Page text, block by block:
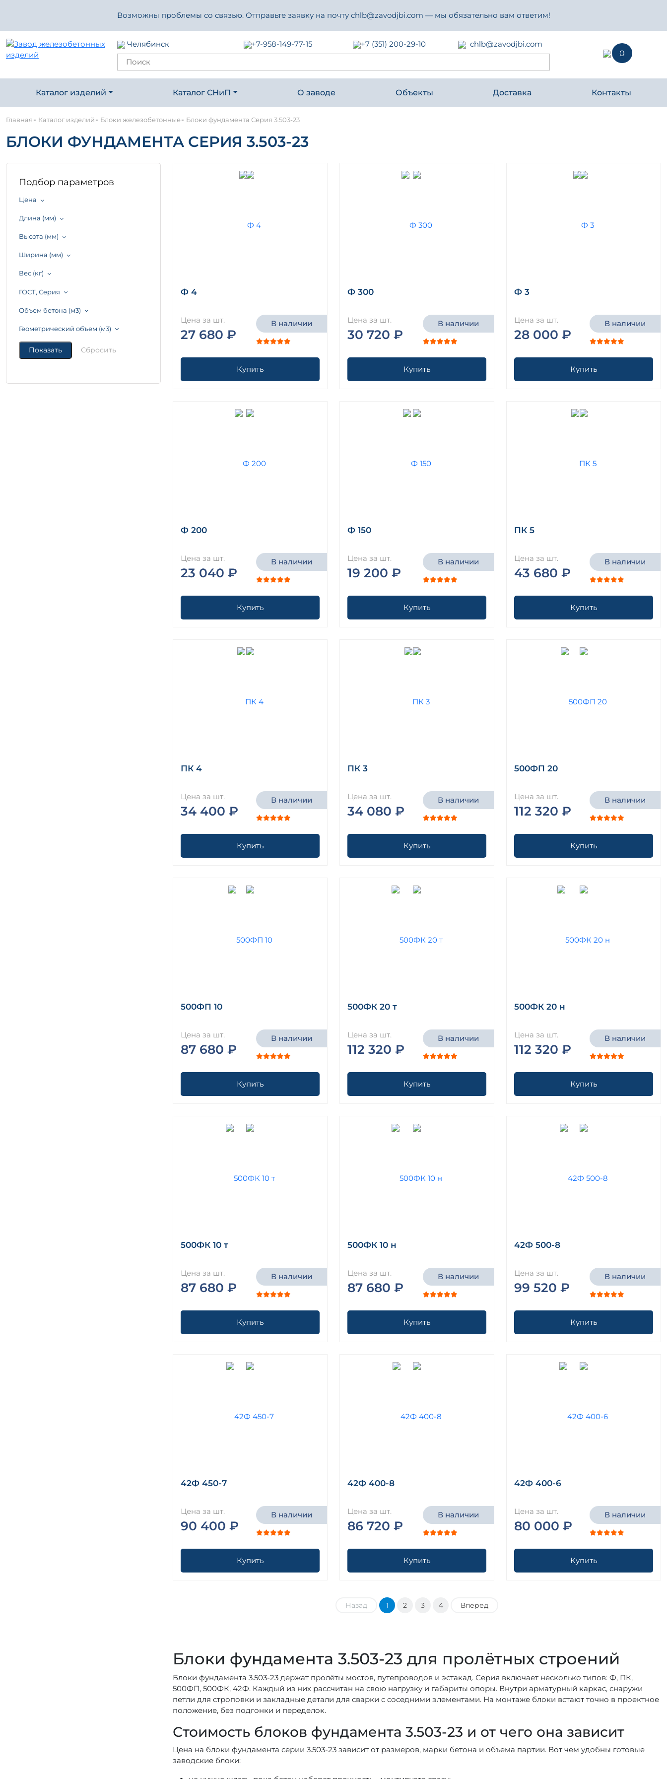
Возможны проблемы со связью. Отправьте заявку на почту chlb@zavodjbi.com — мы обязательно вам ответим!
Челябинск +7-958-149-77-15 +7 (351) 200-29-10
chlb@zavodjbi.com
0
Каталог изделий Каталог СНиП О заводе Объекты Доставка Контакты
Главная- Каталог изделий- Блоки железобетонные- Блоки фундамента Серия 3.503-23
БЛОКИ ФУНДАМЕНТА СЕРИЯ 3.503-23
Подбор параметров
Цена
Длина (мм)
Высота (мм)
Ширина (мм)
Вес (кг)
ГОСТ, Серия
Объем бетона (м3)
Геометрический объем (м3)
Ф 4
Цена за шт.
27 680 ₽
В наличии
Купить
Ф 300
Цена за шт.
30 720 ₽
В наличии
Купить
Ф 3
Цена за шт.
28 000 ₽
В наличии
Купить
Ф 200
Цена за шт.
23 040 ₽
В наличии
Купить
Ф 150
Цена за шт.
19 200 ₽
В наличии
Купить
ПК 5
Цена за шт.
43 680 ₽
В наличии
Купить
ПК 4
Цена за шт.
34 400 ₽
В наличии
Купить
ПК 3
Цена за шт.
34 080 ₽
В наличии
Купить
500ФП 20
Цена за шт.
112 320 ₽
В наличии
Купить
500ФП 10
Цена за шт.
87 680 ₽
В наличии
Купить
500ФК 20 т
Цена за шт.
112 320 ₽
В наличии
Купить
500ФК 20 н
Цена за шт.
112 320 ₽
В наличии
Купить
500ФК 10 т
Цена за шт.
87 680 ₽
В наличии
Купить
500ФК 10 н
Цена за шт.
87 680 ₽
В наличии
Купить
42Ф 500-8
Цена за шт.
99 520 ₽
В наличии
Купить
42Ф 450-7
Цена за шт.
90 400 ₽
В наличии
Купить
42Ф 400-8
Цена за шт.
86 720 ₽
В наличии
Купить
42Ф 400-6
Цена за шт.
80 000 ₽
В наличии
Купить
Назад 1 2 3 4 Вперед
Блоки фундамента 3.503-23 для пролётных строений
Блоки фундамента 3.503-23 держат пролёты мостов, путепроводов и эстакад. Серия включает несколько типов: Ф, ПК,
500ФП, 500ФК, 42Ф. Каждый из них рассчитан на свою нагрузку и габариты опоры. Внутри арматурный каркас, снаружи
петли для строповки и закладные детали для сварки с соседними элементами. На монтаже блоки встают точно в проектное
положение, без подгонки и переделок.
Стоимость блоков фундамента 3.503-23 и от чего она зависит
Цена на блоки фундамента серии 3.503-23 зависит от размеров, марки бетона и объема партии. Вот чем удобны готовые
заводские блоки: